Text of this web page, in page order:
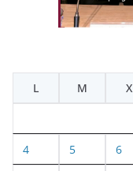
L
M X
4 5 6